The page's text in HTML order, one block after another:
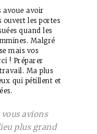
avoue avoir
les portes
quand les
Malgré
mais vos
! Préparer
Ma plus
qui pétillent et
avions
plus grand